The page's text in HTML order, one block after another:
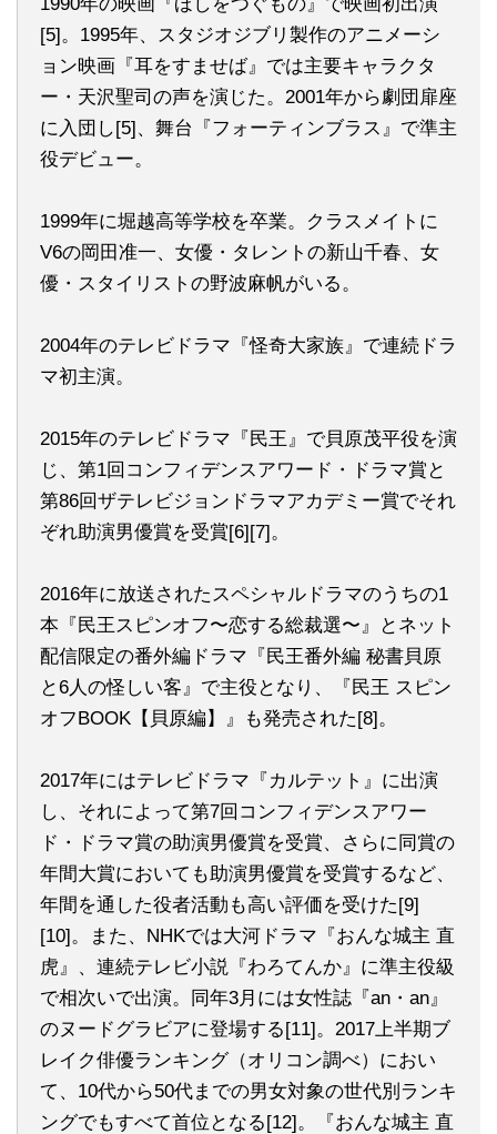
[5]。1995年、スタジオジブリ製作のアニメーシ
ョン映画『耳をすませば』では主要キャラクタ
ー・天沢聖司の声を演じた。2001年から劇団扉座
に入団し[5]、舞台『フォーティンブラス』で準主
役デビュー。
1999年に堀越高等学校を卒業。クラスメイトに
V6の岡田准一、女優・タレントの新山千春、女
優・スタイリストの野波麻帆がいる。
2004年のテレビドラマ『怪奇大家族』で連続ドラ
マ初主演。
2015年のテレビドラマ『民王』で貝原茂平役を演
じ、第1回コンフィデンスアワード・ドラマ賞と
第86回ザテレビジョンドラマアカデミー賞でそれ
ぞれ助演男優賞を受賞[6][7]。
2016年に放送されたスペシャルドラマのうちの1
本『民王スピンオフ〜恋する総裁選〜』とネット
配信限定の番外編ドラマ『民王番外編 秘書貝原
と6人の怪しい客』で主役となり、『民王 スピン
オフBOOK【貝原編】』も発売された[8]。
2017年にはテレビドラマ『カルテット』に出演
し、それによって第7回コンフィデンスアワー
ド・ドラマ賞の助演男優賞を受賞、さらに同賞の
年間大賞においても助演男優賞を受賞するなど、
年間を通した役者活動も高い評価を受けた[9]
[10]。また、NHKでは大河ドラマ『おんな城主 直
虎』、連続テレビ小説『わろてんか』に準主役級
で相次いで出演。同年3月には女性誌『an・an』
のヌードグラビアに登場する[11]。2017上半期ブ
レイク俳優ランキング（オリコン調べ）におい
て、10代から50代までの男女対象の世代別ランキ
ングでもすべて首位となる[12]。『おんな城主 直